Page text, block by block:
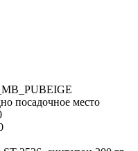
посадочное место